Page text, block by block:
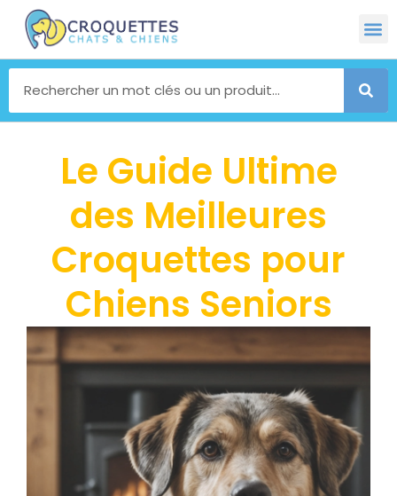
Le Guide Ultime
des Meilleures
Croquettes pour
Chiens Seniors